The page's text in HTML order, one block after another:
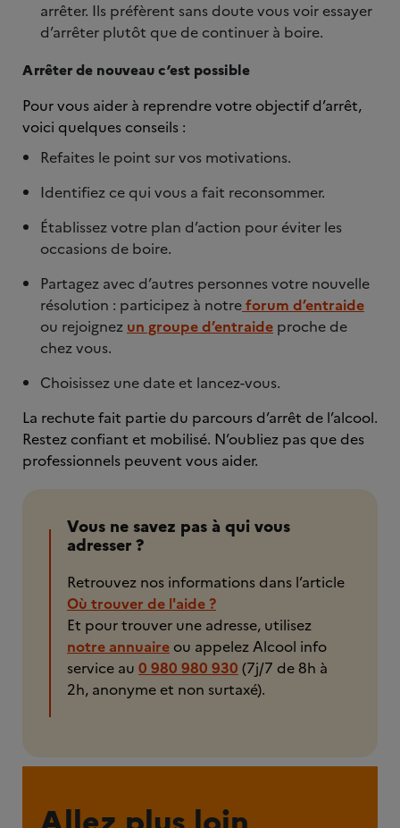
arrêter. Ils préfèrent sans doute vous voir essayer
d’arrêter plutôt que de continuer à boire.
Arrêter de nouveau c’est possible
Pour vous aider à reprendre votre objectif d’arrêt,
voici quelques conseils :
Refaites le point sur vos motivations.
Identifiez ce qui vous a fait reconsommer.
Établissez votre plan d’action pour éviter les
occasions de boire.
Partagez avec d’autres personnes votre nouvelle
résolution : participez à notreforum d’entraide
ou rejoignez un groupe d’entraide proche de
chez vous.
Choisissez une date et lancez-vous.
La rechute fait partie du parcours d’arrêt de l’alcool.
Restez confiant et mobilisé. N’oubliez pas que des
professionnels peuvent vous aider.
Vous ne savez pas à qui vous
adresser ?
Retrouvez nos informations dans l’article
Où trouver de l'aide ?
Et pour trouver une adresse, utilisez
notre annuaire ou appelez Alcool info
service au 0 980 980 930 (7j/7 de 8h à
2h, anonyme et non surtaxé).
Allez plus loin